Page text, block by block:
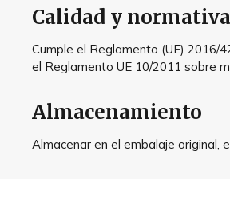
Calidad y normativa
Cumple el Reglamento (UE) 2016/
el Reglamento UE 10/2011 sobre
Almacenamiento
Almacenar en el embalaje original,